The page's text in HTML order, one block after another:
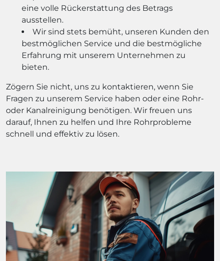
eine volle Rückerstattung des Betrags
ausstellen.
Wir sind stets bemüht, unseren Kunden den
bestmöglichen Service und die bestmögliche
Erfahrung mit unserem Unternehmen zu
bieten.
Zögern Sie nicht, uns zu kontaktieren, wenn Sie
Fragen zu unserem Service haben oder eine Rohr-
oder Kanalreinigung benötigen. Wir freuen uns
darauf, Ihnen zu helfen und Ihre Rohrprobleme
schnell und effektiv zu lösen.